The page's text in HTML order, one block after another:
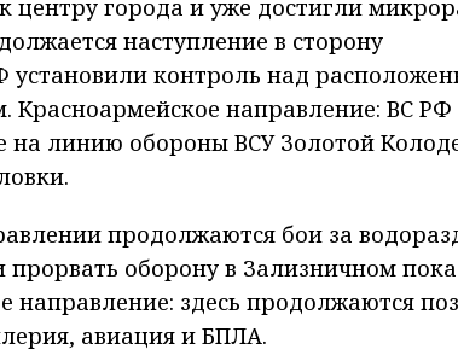
центру города и уже достигли
наступление в сторону
установили контроль над
направление: ВС РФ
на линию обороны ВСУ Золотой
продолжаются бои за
оборону в Зализничном
направление: здесь продолжаются
авиация и БПЛА.